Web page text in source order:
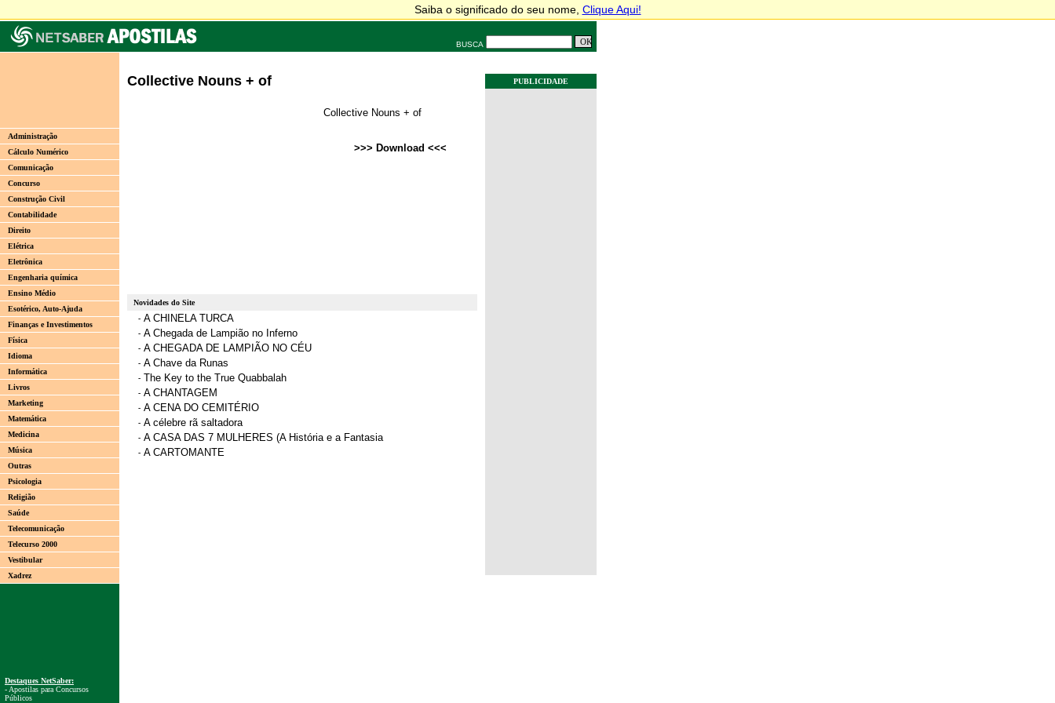
BUSCA
Administração
Cálculo Numérico
Comunicação
Concurso
Construção Civil
Contabilidade
Direito
Elétrica
Eletrônica
Engenharia química
Ensino Médio
Esotérico, Auto-Ajuda
Finanças e Investimentos
Física
Idioma
Informática
Livros
Marketing
Matemática
Medicina
Música
Outras
Psicologia
Religião
Saúde
Telecomunicação
Telecurso 2000
Vestibular
Xadrez
Destaques NetSaber:
- Apostilas para Concursos
Públicos
Collective Nouns + of
Collective Nouns + of
>>> Download <<<
Novidades do Site
- A CHINELA TURCA
- A Chegada de Lampião no Inferno
- A CHEGADA DE LAMPIÃO NO CÉU
- A Chave da Runas
- The Key to the True Quabbalah
- A CHANTAGEM
- A CENA DO CEMITÉRIO
- A célebre rã saltadora
- A CASA DAS 7 MULHERES (A História e a Fantasia
- A CARTOMANTE
PUBLICIDADE